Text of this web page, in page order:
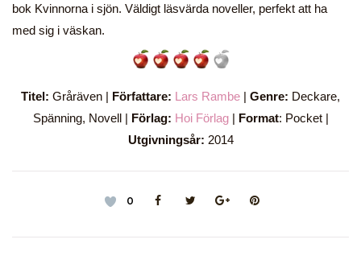
bok Kvinnorna i sjön. Väldigt läsvärda noveller, perfekt att ha
med sig i väskan.
Titel: Gråräven | Författare: Lars Rambe | Genre: Deckare,
Spänning, Novell | Förlag: Hoi Förlag| Format: Pocket |
Utgivningsår: 2014
0